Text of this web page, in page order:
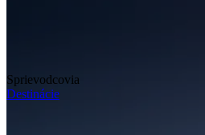
Sprievodcovia
Destinácie